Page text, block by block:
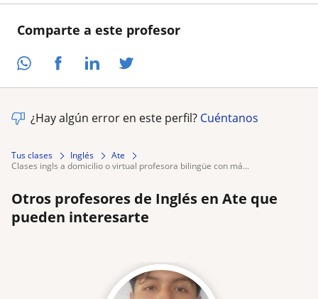
Comparte a este profesor
¿Hay algún error en este perfil? Cuéntanos
Tus clases Inglés
Ate
clases ingls a domicilio o virtual profesora bilingüe con má...
Otros profesores de Inglés en Ate que
pueden interesarte